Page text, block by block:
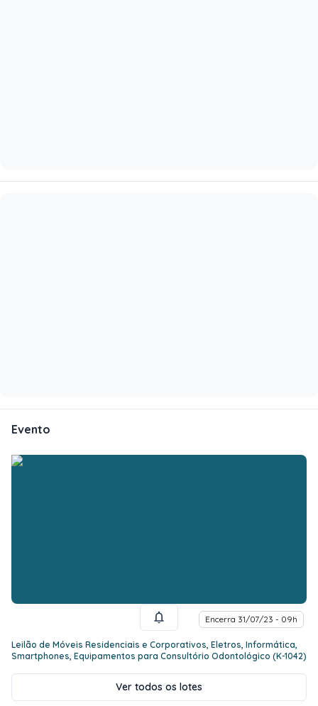
Evento
Encerra 31/07/23 - 09h
Leilão de Móveis Residenciais e Corporativos, Eletros, Informática,
Smartphones, Equipamentos para Consultório Odontológico (K-1042)
Ver todos os lotes